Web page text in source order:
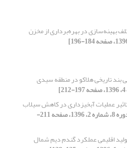
بهینه‌سازی در بهره‌برداری از مخزن
بند تاریخی هلاکو در منطقه سیدی
عملیات آبخیزداری در کاهش سیلاب
[دوره 8، شماره 2، 1396، صفحه 211-
اقلیمی عملکرد گندم دیم شمال